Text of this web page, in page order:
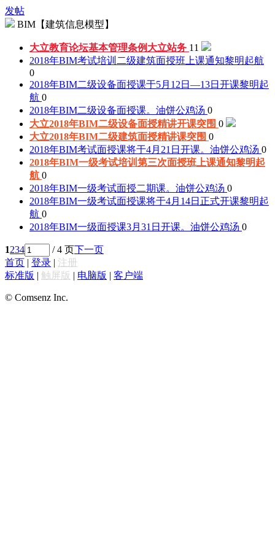
发帖
BIM【建筑信息模型】
大立教育论坛基本管理条例 大立站务 11
2018年BIM考试培训二级建筑面授班上课通知黎明起航
0
2018年BIM二级设备面授课于5月12日—13日开课黎明起
航 0
2018年BIM二级设备面授课。 油饼公鸡汤 0
大立2018年BIM二级设备面授精讲开课突围 0
大立2018年BIM二级建筑面授精讲课突围 0
2018年BIM考试面授课将于4月21日开课。 油饼公鸡汤 0
2018年BIM一级考试培训第三次面授班上课通知黎明起
航 0
2018年BIM一级考试面授二期课。 油饼公鸡汤 0
2018年BIM一级考试面授课将于4月14日正式开课黎明起
航 0
2018年BIM一级面授课3月31日开课。 油饼公鸡汤 0
1234 / 4 页下一页
首页 | 登录 | 注册
标准版 | 触屏版 | 电脑版 | 客户端
© Comsenz Inc.